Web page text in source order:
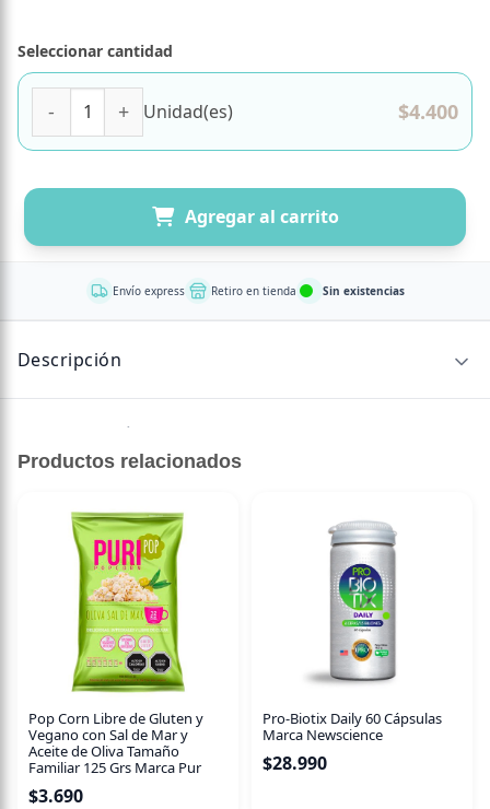
Seleccionar cantidad
Unidad(es) $4.400
Agregar al carrito
Envío express Retiro en tienda Sin existencias
Descripción
Sin descripción disponible.
Productos relacionados
Pop Corn Libre de Gluten y
Vegano con Sal de Mar y
Aceite de Oliva Tamaño
Familiar 125 Grs Marca Pur
$3.690
Pro-Biotix Daily 60 Cápsulas
Marca Newscience
$28.990